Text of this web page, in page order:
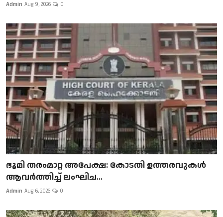
Admin Aug 9, 2026 0
ഭൂമി തരംമാറ്റ അപേക്ഷ: കോടതി ഉത്തരവുകൾ
ആവർത്തിച്ച് ലംഘിച...
Admin Aug 6, 2026 0